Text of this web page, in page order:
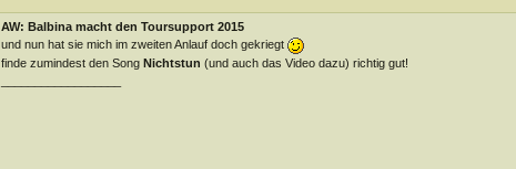
AW: Balbina macht den Toursupport 2015
und nun hat sie mich im zweiten Anlauf doch gekriegt
finde zumindest den Song Nichtstun (und auch das Video dazu) richtig gut!